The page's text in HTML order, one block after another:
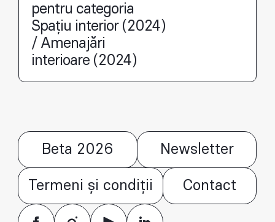
pentru categoria
Spațiu interior (2024)
/ Amenajări
interioare (2024)
Beta 2026 Newsletter
Termeni și condiții Contact